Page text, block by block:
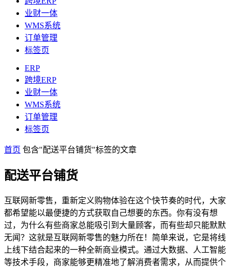
业财一体
WMS系统
订单管理
标签页
ERP
跨境ERP
业财一体
WMS系统
订单管理
标签页
首页 包含"配送平台铺货"标签的文章
配送平台铺货
互联网新零售，重新定义购物体验在这个快节奏的时代，大家
都希望能以最便捷的方式获取自己想要的东西。你有没有想
过，为什么有些商家总能吸引到大量顾客，而有些却只能默默
无闻？这就是互联网新零售的魅力所在！简单来说，它是将线
上线下结合起来的一种全新商业模式。通过大数据、人工智能
等技术手段，商家能够更精准地了解消费者需求，从而提供个